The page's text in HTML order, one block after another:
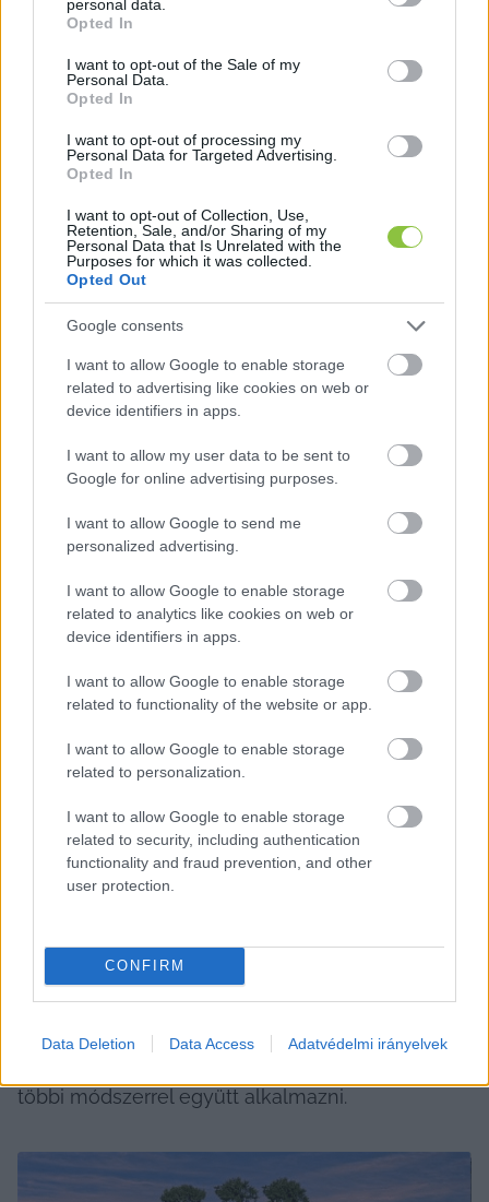
grant or deny consent to Google and its third-party tags to
use your data for below specified purposes in below Google
consent section.
personal data.
Opted In
I want to opt-out of the Sale of my
Personal Data.
Opted In
I want to opt-out of processing my
Personal Data for Targeted Advertising.
Opted In
I want to opt-out of Collection, Use,
Retention, Sale, and/or Sharing of my
Personal Data that Is Unrelated with the
Purposes for which it was collected.
Opted Out
Google consents
I want to allow Google to enable storage
related to advertising like cookies on web or
device identifiers in apps.
I want to allow my user data to be sent to
Google for online advertising purposes.
I want to allow Google to send me
personalized advertising.
I want to allow Google to enable storage
related to analytics like cookies on web or
device identifiers in apps.
I want to allow Google to enable storage
related to functionality of the website or app.
I want to allow Google to enable storage
related to personalization.
I want to allow Google to enable storage
related to security, including authentication
functionality and fraud prevention, and other
user protection.
CONFIRM
Data Deletion Data Access Adatvédelmi irányelvek
CBD termékek
kannabisz olaj név nem nagyon ismert
hazánkban, de folyamatosan egyre népszerűbbé
válik. Fontos, hogy tudjuk, nem a THC, hanem a
óriásiak a különbségek. Ez utóbbi biztonságos,
nem pszichotróp és nem utolsósorban teljesen
termékekről:
https://www.cbdcibdol.hu/.
De röviden összefoglalva: a két fő termékcsalád
a CBD olajok és kapszulák, különböző
erősségben léteznek, és főbb hatásaik a
gyulladás-, fájdalom- és szorongáscsökkentés
és az antioxidáns hatás.
hogy nem külsőleg vagy belsőleg kell
alkalmazni, csak az illatát beszívni. Sokaknak ez
érzelmileg nyugtató, szorongáscsökkentő
többi módszerrel együtt alkalmazni.